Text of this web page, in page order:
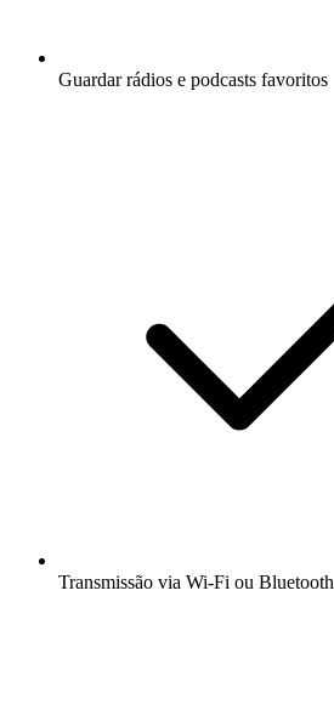
Guardar rádios e podcasts favoritos
Transmissão via Wi-Fi ou Bluetooth